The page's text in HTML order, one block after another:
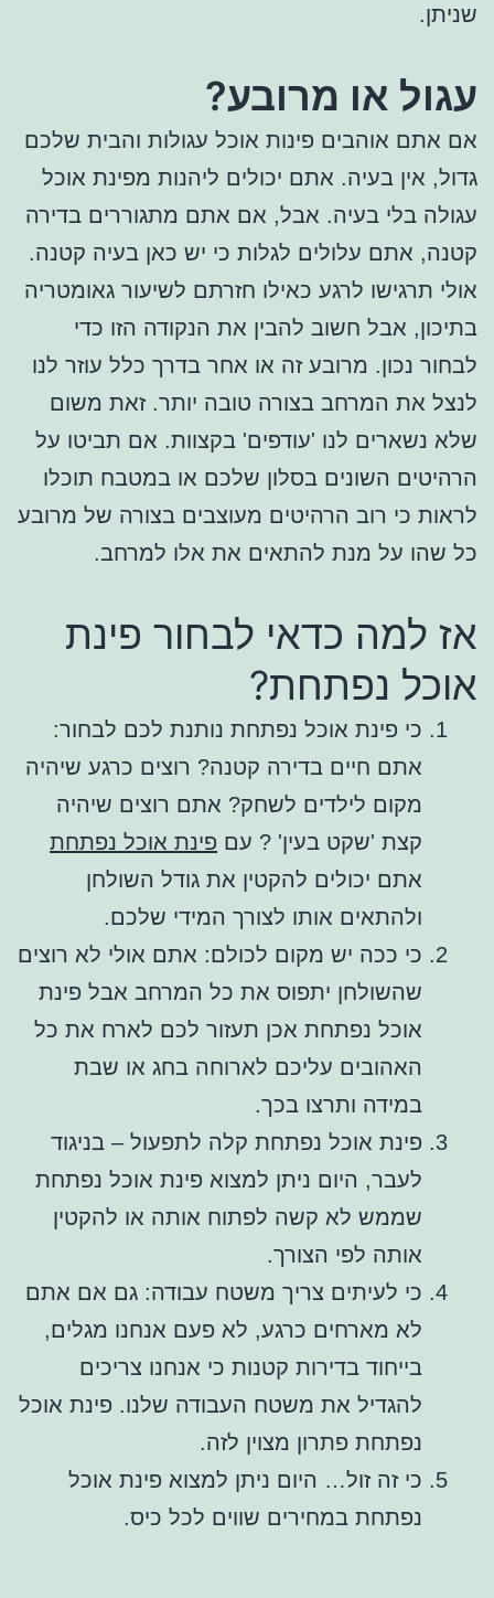
שניתן.
עגול או מרובע?
אם אתם אוהבים פינות אוכל עגולות והבית שלכם
גדול, אין בעיה. אתם יכולים ליהנות מפינת אוכל
עגולה בלי בעיה. אבל, אם אתם מתגוררים בדירה
קטנה, אתם עלולים לגלות כי יש כאן בעיה קטנה.
אולי תרגישו לרגע כאילו חזרתם לשיעור גאומטריה
בתיכון, אבל חשוב להבין את הנקודה הזו כדי
לבחור נכון. מרובע זה או אחר בדרך כלל עוזר לנו
לנצל את המרחב בצורה טובה יותר. זאת משום
שלא נשארים לנו 'עודפים' בקצוות. אם תביטו על
הרהיטים השונים בסלון שלכם או במטבח תוכלו
לראות כי רוב הרהיטים מעוצבים בצורה של מרובע
כל שהו על מנת להתאים את אלו למרחב.
אז למה כדאי לבחור פינת
אוכל נפתחת?
כי פינת אוכל נפתחת נותנת לכם לבחור:
אתם חיים בדירה קטנה? רוצים כרגע שיהיה
מקום לילדים לשחק? אתם רוצים שיהיה
קצת 'שקט בעין' ? עם פינת אוכל נפתחת
אתם יכולים להקטין את גודל השולחן
ולהתאים אותו לצורך המידי שלכם.
כי ככה יש מקום לכולם: אתם אולי לא רוצים
שהשולחן יתפוס את כל המרחב אבל פינת
אוכל נפתחת אכן תעזור לכם לארח את כל
האהובים עליכם לארוחה בחג או שבת
במידה ותרצו בכך.
פינת אוכל נפתחת קלה לתפעול – בניגוד
לעבר, היום ניתן למצוא פינת אוכל נפתחת
שממש לא קשה לפתוח אותה או להקטין
אותה לפי הצורך.
כי לעיתים צריך משטח עבודה: גם אם אתם
לא מארחים כרגע, לא פעם אנחנו מגלים,
בייחוד בדירות קטנות כי אנחנו צריכים
להגדיל את משטח העבודה שלנו. פינת אוכל
נפתחת פתרון מצוין לזה.
כי זה זול… היום ניתן למצוא פינת אוכל
נפתחת במחירים שווים לכל כיס.